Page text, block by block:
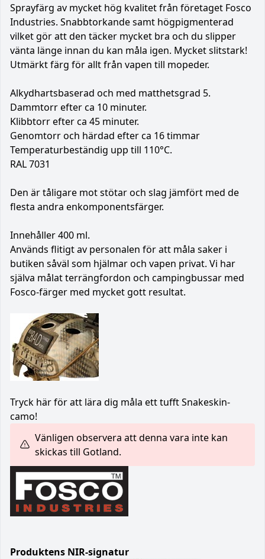
Sprayfärg av mycket hög kvalitet från företaget Fosco
Industries. Snabbtorkande samt högpigmenterad
vilket gör att den täcker mycket bra och du slipper
vänta länge innan du kan måla igen. Mycket slitstark!
Utmärkt färg för allt från vapen till mopeder.
Alkydhartsbaserad och med matthetsgrad 5.
Dammtorr efter ca 10 minuter.
Klibbtorr efter ca 45 minuter.
Genomtorr och härdad efter ca 16 timmar
Temperaturbeständig upp till 110°C.
RAL 7031
Den är tåligare mot stötar och slag jämfört med de
flesta andra enkomponentsfärger.
Innehåller 400 ml.
Används flitigt av personalen för att måla saker i
butiken såväl som hjälmar och vapen privat. Vi har
själva målat terrängfordon och campingbussar med
Fosco-färger med mycket gott resultat.
Tryck här för att lära dig måla ett tufft Snakeskin-
camo!
Vänligen observera att denna vara inte kan
skickas till Gotland.
Produktens NIR-signatur